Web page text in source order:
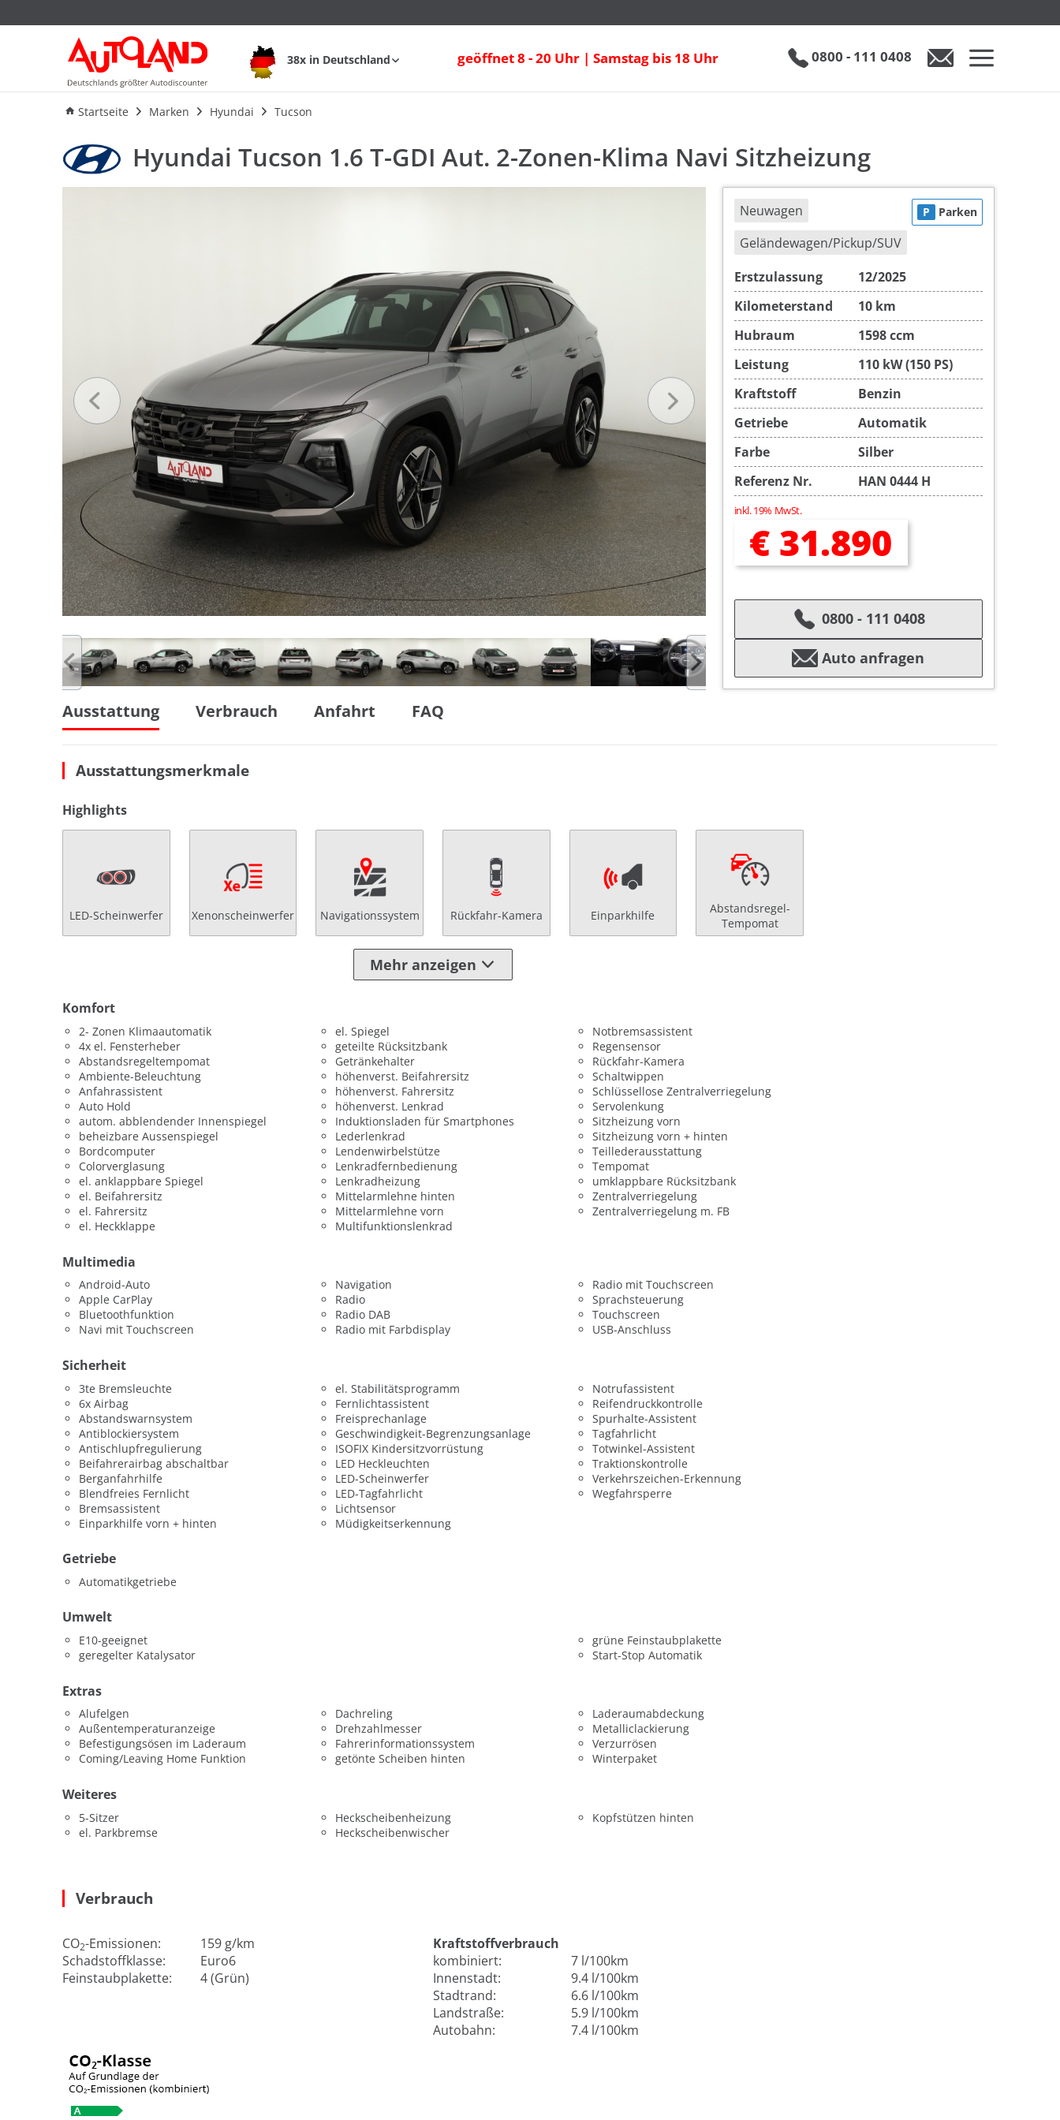
38x in Deutschland geöffnet 8 - 20 Uhr | Samstag bis 18 Uhr 0800 - 111 0408
Startseite Marken Hyundai Tucson
Hyundai Tucson 1.6 T-GDI Aut. 2-Zonen-Klima Navi Sitzheizung
Ausstattung Verbrauch
Hyundai Tucson 1.6 T-GDI Aut. 2-Zonen-Klima Navi Sitzheizung
Neuwagen
Geländewagen/Pickup/SUV
P Parken
Erstzulassung
12/2025
Kilometerstand
10 km
Hubraum
1598 ccm
Leistung
110 kW (150 PS)
Kraftstoff
Benzin
Getriebe
Automatik
Farbe
Silber
Referenz Nr.
HAN 0444 H
inkl. 19% MwSt.
€ 31.890
0800 - 111 0408
Auto anfragen
Ausstattung Verbrauch Anfahrt FAQ
Ausstattungsmerkmale
Highlights
LED-Scheinwerfer Xenonscheinwerfer Navigationssystem Rückfahr-Kamera Einparkhilfe
Abstandsregel-
Tempomat
Mehr anzeigen
Komfort
2- Zonen Klimaautomatik
4x el. Fensterheber
Abstandsregeltempomat
Ambiente-Beleuchtung
Anfahrassistent
Auto Hold
autom. abblendender Innenspiegel
beheizbare Aussenspiegel
Bordcomputer
Colorverglasung
el. anklappbare Spiegel
el. Beifahrersitz
el. Fahrersitz
el. Heckklappe
el. Spiegel
geteilte Rücksitzbank
Getränkehalter
höhenverst. Beifahrersitz
höhenverst. Fahrersitz
höhenverst. Lenkrad
Induktionsladen für Smartphones
Lederlenkrad
Lendenwirbelstütze
Lenkradfernbedienung
Lenkradheizung
Mittelarmlehne hinten
Mittelarmlehne vorn
Multifunktionslenkrad
Notbremsassistent
Regensensor
Rückfahr-Kamera
Schaltwippen
Schlüssellose Zentralverriegelung
Servolenkung
Sitzheizung vorn
Sitzheizung vorn + hinten
Teillederausstattung
Tempomat
umklappbare Rücksitzbank
Zentralverriegelung
Zentralverriegelung m. FB
Multimedia
Android-Auto
Apple CarPlay
Bluetoothfunktion
Navi mit Touchscreen
Navigation
Radio
Radio DAB
Radio mit Farbdisplay
Radio mit Touchscreen
Sprachsteuerung
Touchscreen
USB-Anschluss
Sicherheit
3te Bremsleuchte
6x Airbag
Abstandswarnsystem
Antiblockiersystem
Antischlupfregulierung
Beifahrerairbag abschaltbar
Berganfahrhilfe
Blendfreies Fernlicht
Bremsassistent
Einparkhilfe vorn + hinten
el. Stabilitätsprogramm
Fernlichtassistent
Freisprechanlage
Geschwindigkeit-Begrenzungsanlage
ISOFIX Kindersitzvorrüstung
LED Heckleuchten
LED-Scheinwerfer
LED-Tagfahrlicht
Lichtsensor
Müdigkeitserkennung
Notrufassistent
Reifendruckkontrolle
Spurhalte-Assistent
Tagfahrlicht
Totwinkel-Assistent
Traktionskontrolle
Verkehrszeichen-Erkennung
Wegfahrsperre
Getriebe
Automatikgetriebe
Umwelt
E10-geeignet
geregelter Katalysator
grüne Feinstaubplakette
Start-Stop Automatik
Extras
Alufelgen
Außentemperaturanzeige
Befestigungsösen im Laderaum
Coming/Leaving Home Funktion
Dachreling
Drehzahlmesser
Fahrerinformationssystem
getönte Scheiben hinten
Laderaumabdeckung
Metalliclackierung
Verzurrösen
Winterpaket
Weiteres
5-Sitzer
el. Parkbremse
Heckscheibenheizung
Heckscheibenwischer
Kopfstützen hinten
Verbrauch
CO2-Emissionen:
159 g/km
Schadstoffklasse:
Euro6
Feinstaubplakette:
4 (Grün)
Kraftstoffverbrauch
kombiniert:
7 l/100km
Innenstadt:
9.4 l/100km
Stadtrand:
6.6 l/100km
Landstraße:
5.9 l/100km
Autobahn:
7.4 l/100km